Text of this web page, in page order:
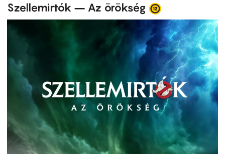
Szellemirtók – Az örökség